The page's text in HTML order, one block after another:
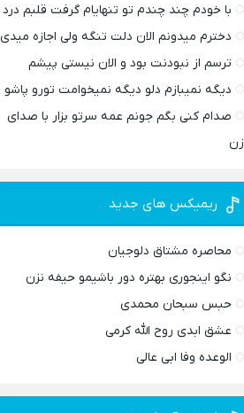
با خودم چند چندم تو تنهایام گرفت قلبم درد
دخترم میدونم الان دلت تنگه ولی اجازه میدی
ترسم از نبودنت بود و الان نیستی پیشم
دیگه نمیبازم دلو دیگه نمیخوامت تورو پاشو
صدام کنی بگم جونم عمه سرتو بزار با صدای
زن
ریمیکس های جدید
محاصره مشتاق دلوجیان
نگو اینجوری بهتره دور باشیمو حیفه نزن
حبس سبحان محمدی
عشق ابدی روح الله کرمی
الوعده وفا ابی عالی